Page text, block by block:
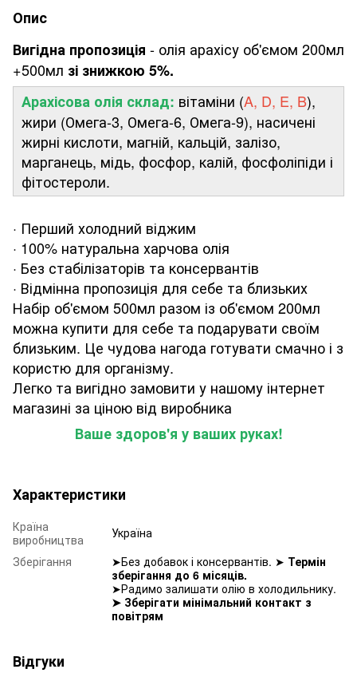
Опис
Вигідна пропозиція - олія арахісу об'ємом 200мл
+500мл зі знижкою 5%.
Арахісова олія склад: вітаміни (A, D, E, B),
жири (Омега-3, Омега-6, Омега-9), насичені
жирні кислоти, магній, кальцій, залізо,
марганець, мідь, фосфор, калій, фосфоліпіди і
фітостероли.
· Перший холодний віджим
· 100% натуральна харчова олія
· Без стабілізаторів та консервантів
· Відмінна пропозиція для себе та близьких
Набір об'ємом 500мл разом із об'ємом 200мл
можна купити для себе та подарувати своїм
близьким. Це чудова нагода готувати смачно і з
користю для організму.
Легко та вигідно замовити у нашому інтернет
магазині за ціною від виробника
Ваше здоров'я у ваших руках!
Характеристики
Країна
виробництва
Україна
Зберігання
➤Без добавок і консервантів. ➤ Термін
зберігання до 6 місяців.
➤Радимо залишати олію в холодильнику.
➤ Зберігати мінімальний контакт з
повітрям
Відгуки